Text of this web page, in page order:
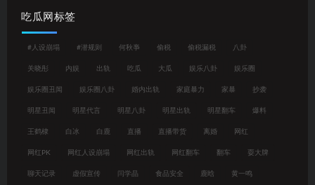
吃瓜网标签
#人设崩塌 #潜规则 何秋亊 偷税 偷税漏税 八卦
关晓彤 内娱 出轨 吃瓜 大瓜 娱乐八卦 娱乐圈
娱乐圈丑闻 娱乐圈八卦 婚内出轨 家庭暴力 家暴 抄袭
明星丑闻 明星代言 明星八卦 明星出轨 明星翻车 爆料
王鹤棣 白冰 白鹿 直播 直播带货 离婚 网红
网红PK 网红人设崩塌 网红出轨 网红翻车 翻车 耍大牌
聊天记录 虚假宣传 闫学晶 食品安全 鹿晗 黄一鸣